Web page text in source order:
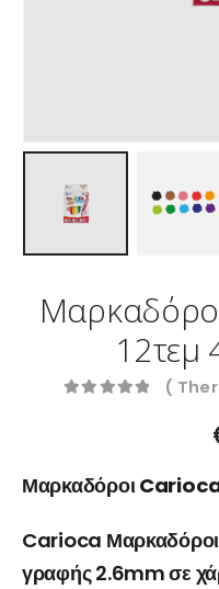
12τεμ
(
Μαρκαδόροι
Carioca
γραφής 2.6mm σε